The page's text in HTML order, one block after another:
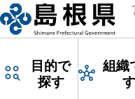
目的で
探す
組織
す